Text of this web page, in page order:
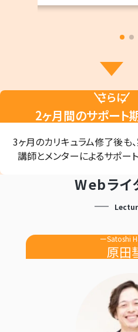
さらに
2ヶ月間のサポート
3ヶ月のカリキュラム修了後も、
講師とメンターによるサポー
Webライ
ーSatoshi
原田